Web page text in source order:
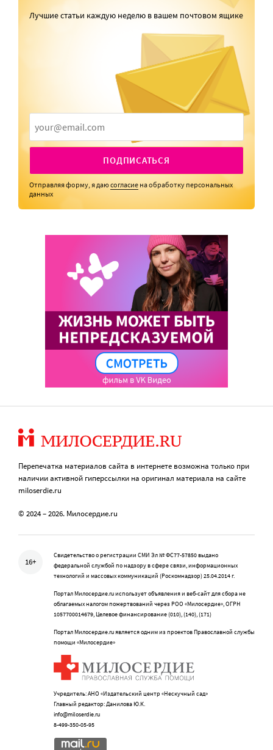
Лучшие статьи каждую неделю в вашем почтовом ящике
ПОДПИСАТЬСЯ
Отправляя форму, я даюсогласие на обработку персональных
данных
Перепечатка материалов сайта в интернете возможна только при
наличии активной гиперссылки на оригинал материала на сайте
miloserdie.ru
© 2024 – 2026. Милосердие.ru
16+
Свидетельство о регистрации СМИ Эл № ФС77-57850 выдано
федеральной службой по надзору в сфере связи, информационных
технологий и массовых коммуникаций (Роскомнадзор) 25.04.2014 г.
Портал Милосердие.ru использует объявления и веб-сайт для сбора не
облагаемых налогом пожертвований через РОО «Милосердие», ОГРН
1057700014679, Целевое финансирование (010), (140), (171)
Портал Милосердие.ru является одним из проектов Православной службы
помощи «Милосердие»
Учредитель: АНО «Издательский центр «Нескучный сад»
Главный редактор: Данилова Ю.К.
info@miloserdie.ru
8-499-350-05-95